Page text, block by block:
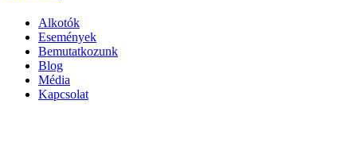
Alkotók
Események
Bemutatkozunk
Blog
Média
Kapcsolat